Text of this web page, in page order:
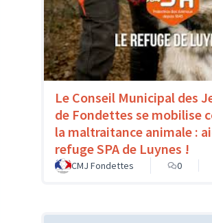
Le Conseil Municipal des
de Fondettes se mobilise
la maltraitance animale :
refuge SPA de Luynes !
CMJ Fondettes 0